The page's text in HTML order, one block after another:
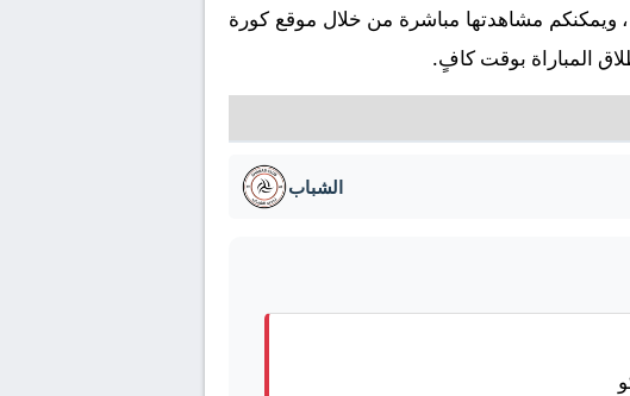
عبر قناة بتعليق ، ويمكنكم مشاهدتها مباشرة من خلال موقع كورة
المباراة بوقت كافٍ.
الشباب